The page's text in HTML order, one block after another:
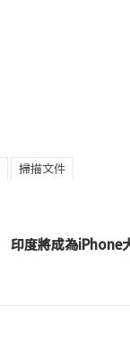
掃描文件
印度將成為iPhone